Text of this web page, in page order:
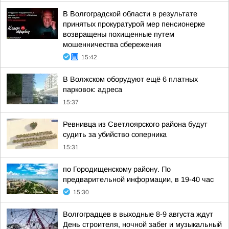
В Волгоградской области в результате
принятых прокуратурой мер пенсионерке
возвращены похищенные путем
мошенничества сбережения
15:42
В Волжском оборудуют ещё 6 платных
парковок: адреса
15:37
Ревнивца из Светлоярского района будут
судить за убийство соперника
15:31
по Городищенскому району. По
предварительной информации, в 19-40 час
15:30
Волгоградцев в выходные 8-9 августа ждут
День строителя, ночной забег и музыкальный